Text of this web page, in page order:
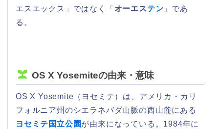
エスエックス」ではなく「 オーエステン 」であ
る。
OS X Yosemiteの由来・意味
OS X Yosemite（ヨセミテ）は、アメリカ・カリ
フォルニア州のシエラネバダ山脈の西山麓にある
ヨセミテ国立公園が由来になっている。1984年に